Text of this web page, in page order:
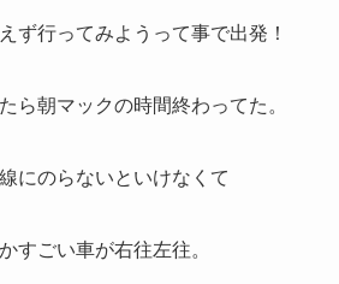
ず行ってみようって事で出発！
ら朝マックの時間終わってた。
にのらないといけなくて
すごい車が右往左往。